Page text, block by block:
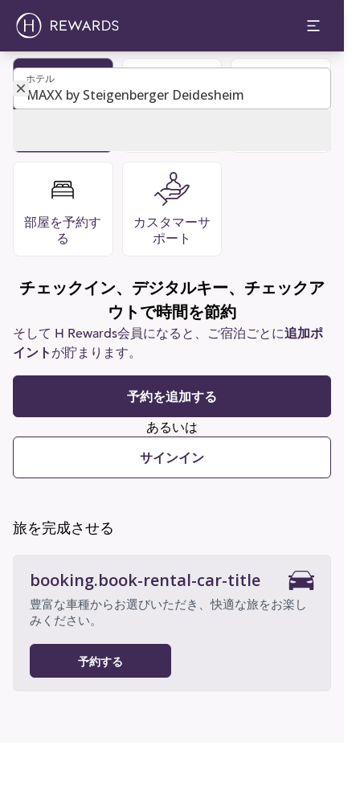
ホテル
ホテル
部屋を予約す
る
カスタマーサ
ポート
チェックイン、デジタルキー、チェックア
ウトで時間を節約
そして H Rewards会員になると、ご宿泊ごとに追加ポ
イントが貯まります。
予約を追加する
あるいは
サインイン
旅を完成させる
booking.book-rental-car-title
豊富な車種からお選びいただき、快適な旅をお楽し
みください。
予約する